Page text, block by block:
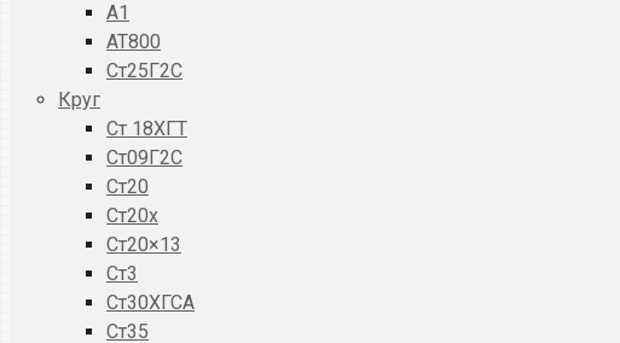
А1
АТ800
Ст25Г2С
Круг
Ст 18ХГТ
Ст09Г2С
Ст20
Ст20x
Ст20×13
Ст3
Ст30ХГСА
Ст35